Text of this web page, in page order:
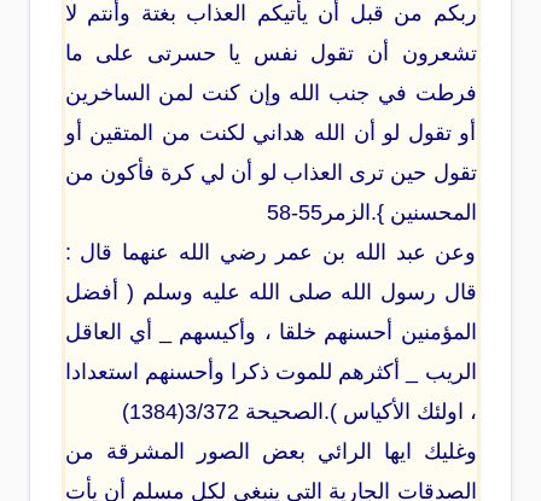
ربكم من قبل أن يأتيكم العذاب بغتة وأنتم لا
تشعرون أن تقول نفس يا حسرتى على ما
فرطت في جنب الله وإن كنت لمن الساخرين
أو تقول لو أن الله هداني لكنت من المتقين أو
تقول حين ترى العذاب لو أن لي كرة فأكون من
المحسنين }.الزمر55-58
وعن عبد الله بن عمر رضي الله عنهما قال :
قال رسول الله صلى الله عليه وسلم ( أفضل
المؤمنين أحسنهم خلقا ، وأكيسهم _ أي العاقل
الريب _ أكثرهم للموت ذكرا وأحسنهم استعدادا
، اولئك الأكياس ).الصحيحة 3/372(1384)
وغليك ايها الرائي بعض الصور المشرقة من
الصدقات الجارية التي ينبغي لكل مسلم أن يأت